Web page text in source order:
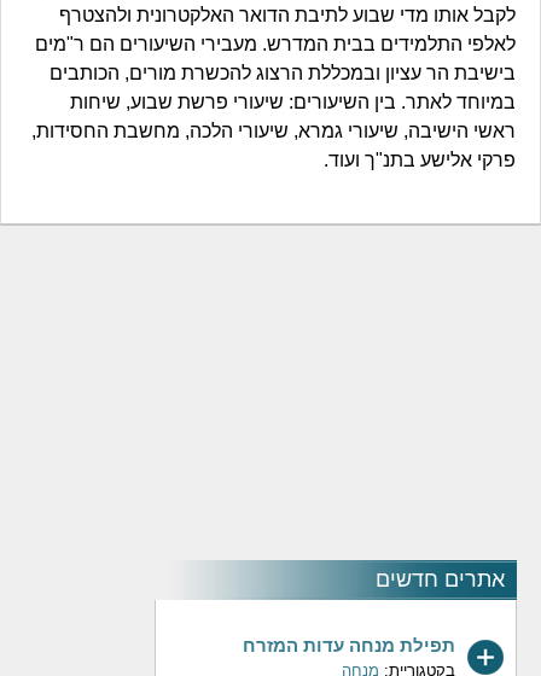
אתרים חדשים
תפילת מנחה עדות המזרח
בקטגוריית: מנחה
לקבל אותו מדי שבוע לתיבת הדואר האלקטרונית ולהצטרף
לאלפי התלמידים בבית המדרש. מעבירי השיעורים הם ר"מים
בישיבת הר עציון ובמכללת הרצוג להכשרת מורים, הכותבים
במיוחד לאתר. בין השיעורים: שיעורי פרשת שבוע, שיחות
ראשי הישיבה, שיעורי גמרא, שיעורי הלכה, מחשבת החסידות,
פרקי אלישע בתנ"ך ועוד.